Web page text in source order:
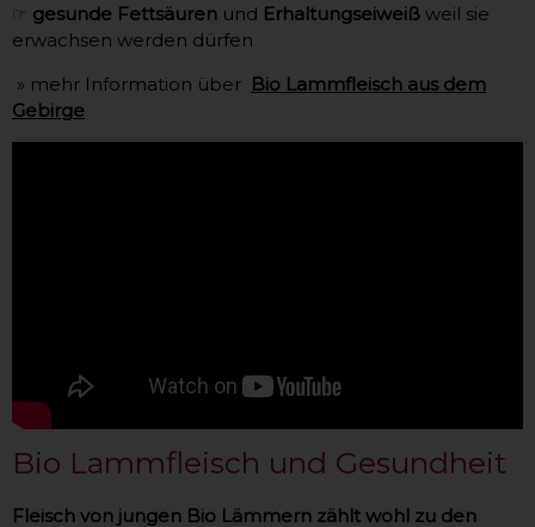
☞ gesunde Fettsäuren und Erhaltungseiweiß weil sie
erwachsen werden dürfen
» mehr Information über Bio Lammfleisch aus dem
Gebirge
Bio Lammfleisch und Gesundheit
Fleisch von jungen Bio Lämmern zählt wohl zu den